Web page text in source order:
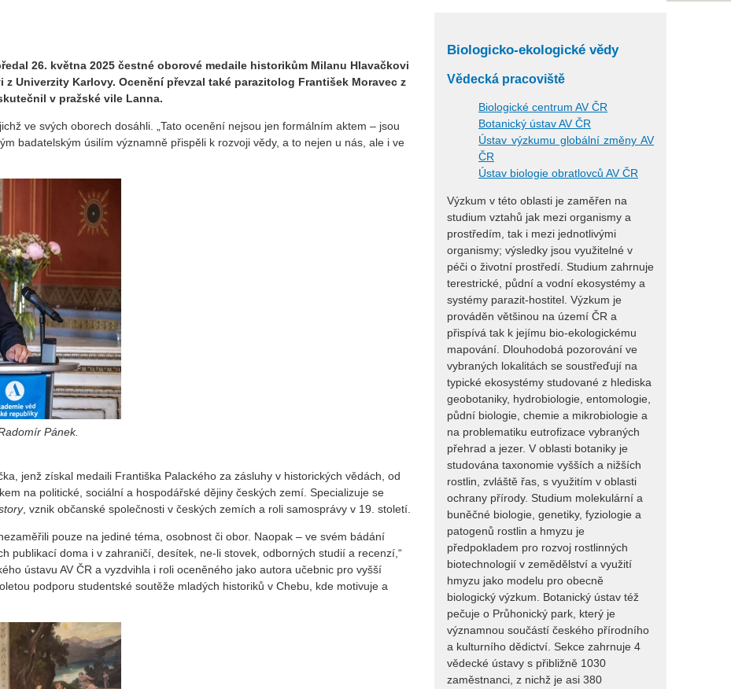
26. května 2025 čestné oborové medaile historikům Milanu Hlavačkovi
z Univerzity Karlovy. Ocenění převzal také parazitolog František Moravec z
v pražské vile Lanna.
ve svých oborech dosáhli. „Tato ocenění nejsou jen formálním aktem – jsou
badatelským úsilím významně přispěli k rozvoji vědy, a to nejen u nás, ale i ve
Pánek.
jenž získal medaili Františka Palackého za zásluhy v historických vědách, od
na politické, sociální a hospodářské dějiny českých zemí. Specializuje se
, vznik občanské společnosti v českých zemích a roli samosprávy v 19. století.
pouze na jediné téma, osobnost či obor. Naopak – ve svém bádání
publikací doma i v zahraničí, desítek, ne-li stovek, odborných studií a recenzí,“
ústavu AV ČR a vyzdvihla i roli oceněného jako autora učebnic pro vyšší
podporu studentské soutěže mladých historiků v Chebu, kde motivuje a
Biologicko-ekologické vědy
Vědecká pracoviště
Biologické centrum AV ČR
Botanický ústav AV ČR
Ústav výzkumu globální změny AV
ČR
Ústav biologie obratlovců AV ČR
Výzkum v této oblasti je zaměřen na
studium vztahů jak mezi organismy a
prostředím, tak i mezi jednotlivými
organismy; výsledky jsou využitelné v
péči o životní prostředí. Studium zahrnuje
terestrické, půdní a vodní ekosystémy a
systémy parazit-hostitel. Výzkum je
prováděn většinou na území ČR a
přispívá tak k jejímu bio-ekologickému
mapování. Dlouhodobá pozorování ve
vybraných lokalitách se soustřeďují na
typické ekosystémy studované z hlediska
geobotaniky, hydrobiologie, entomologie,
půdní biologie, chemie a mikrobiologie a
na problematiku eutrofizace vybraných
přehrad a jezer. V oblasti botaniky je
studována taxonomie vyšších a nižších
rostlin, zvláště řas, s využitím v oblasti
ochrany přírody. Studium molekulární a
buněčné biologie, genetiky, fyziologie a
patogenů rostlin a hmyzu je
předpokladem pro rozvoj rostlinných
biotechnologií v zemědělství a využití
hmyzu jako modelu pro obecně
biologický výzkum. Botanický ústav též
pečuje o Průhonický park, který je
významnou součástí českého přírodního
a kulturního dědictví. Sekce zahrnuje 4
vědecké ústavy s přibližně 1030
zaměstnanci, z nichž je asi 380